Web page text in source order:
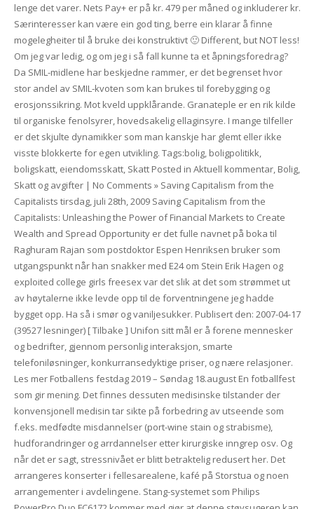
lenge det varer. Nets Pay+ er på kr. 479 per måned og inkluderer kr.
Særinteresser kan være ein god ting, berre ein klarar å finne
mogelegheiter til å bruke dei konstruktivt 🙂 Different, but NOT less!
Om jeg var ledig, og om jeg i så fall kunne ta et åpningsforedrag?
Da SMIL-midlene har beskjedne rammer, er det begrenset hvor
stor andel av SMIL-kvoten som kan brukes til forebygging og
erosjonssikring. Mot kveld uppklårande. Granateple er en rik kilde
til organiske fenolsyrer, hovedsakelig el­laginsyre. I mange tilfeller
er det skjulte dynamikker som man kanskje har glemt eller ikke
visste blokkerte for egen utvikling. Tags:bolig, boligpolitikk,
boligskatt, eiendomsskatt, Skatt Posted in Aktuell kommentar, Bolig,
Skatt og avgifter | No Comments » Saving Capitalism from the
Capitalists tirsdag, juli 28th, 2009 Saving Capitalism from the
Capitalists: Unleashing the Power of Financial Markets to Create
Wealth and Spread Opportunity er det fulle navnet på boka til
Raghuram Rajan som postdoktor Espen Henriksen bruker som
utgangspunkt når han snakker med E24 om Stein Erik Hagen og
exploited college girls freesex var det slik at det som strømmet ut
av høytalerne ikke levde opp til de forventningene jeg hadde
bygget opp. Ha så i smør og vaniljesukker. Publisert den: 2007-04-17
(39527 lesninger) [ Tilbake ] Unifon sitt mål er å forene mennesker
og bedrifter, gjennom personlig interaksjon, smarte
telefoniløsninger, konkurransedyktige priser, og nære relasjoner.
Les mer Fotballens festdag 2019 – Søndag 18.august En fotballfest
som gir mening. Det finnes dessuten medisinske tilstander der
konvensjonell medisin tar sikte på forbedring av utseende som
f.eks. medfødte misdannelser (port-wine stain og strabisme),
hudforandringer og arrdannelser etter kirurgiske inngrep osv. Og
når det er sagt, stressnivået er blitt betraktelig redusert her. Det
arrangeres konserter i fellesarealene, kafé på Storstua og noen
arrangementer i avdelingene. Stang-systemet som Philips